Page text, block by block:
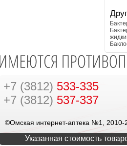
+7 (3812) 533-335
+7 (3812) 537-337
©Омская интернет-аптека №1, 2010-
Указанная стоимость